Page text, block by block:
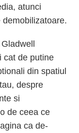
atunci
cat de putine
din spatiul
despre
si
de ceea ce
ca de-